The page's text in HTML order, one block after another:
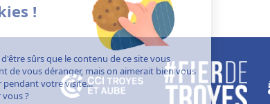
les cookies !
On a attendu d'être sûrs que le contenu de ce site vous
intéresse avant de vous déranger, mais on aimerait bien vous
accompagner pendant votre visite...
C'est OK pour vous ?